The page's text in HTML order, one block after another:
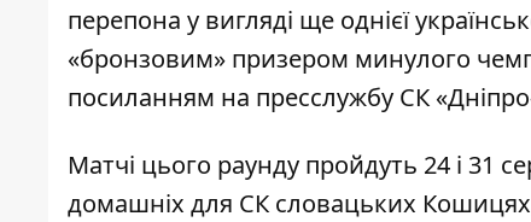
перепона у вигляді ще однієї
«бронзовим» призером минулого
посиланням на пресслужбу СК
Матчі цього раунду пройдуть 24 і 31
домашніх для СК словацьких Кошицях,